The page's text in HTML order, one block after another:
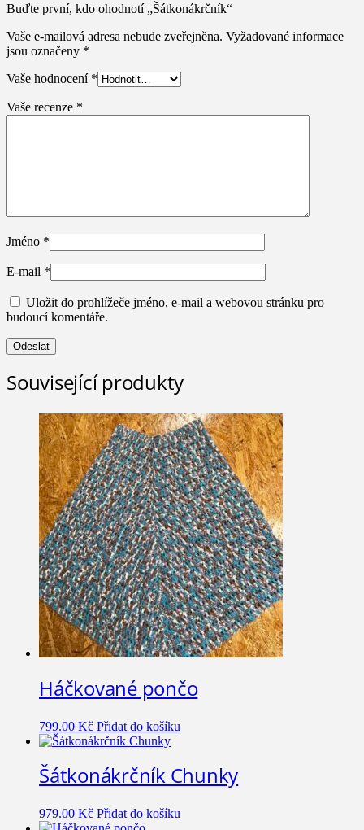
Buďte první, kdo ohodnotí „Šátkonákrčník“
Vaše e-mailová adresa nebude zveřejněna. Vyžadované informace
jsou označeny *
Vaše hodnocení *
Vaše recenze *
Jméno *
E-mail *
Uložit do prohlížeče jméno, e-mail a webovou stránku pro
budoucí komentáře.
Související produkty
Háčkované pončo
799.00 Kč Přidat do košíku
Šátkonákrčník Chunky
979.00 Kč Přidat do košíku